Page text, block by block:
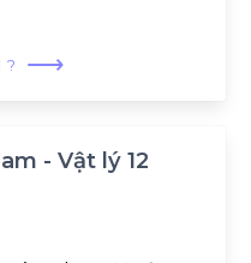
? ⟶
- Vật lý 12